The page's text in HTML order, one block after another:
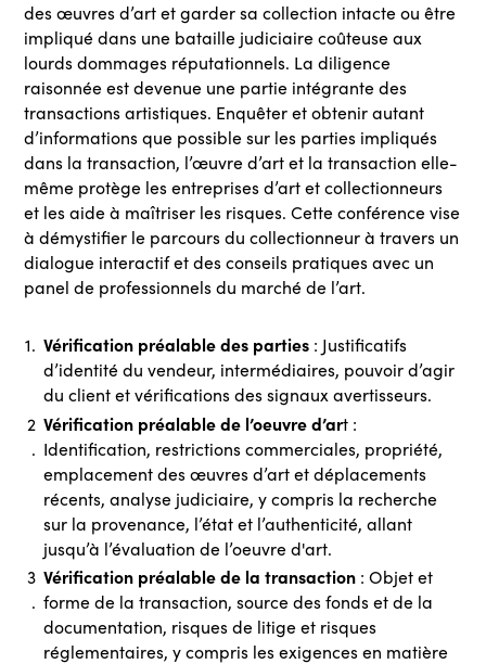
des œuvres d’art et garder sa collection intacte ou être
impliqué dans une bataille judiciaire coûteuse aux
lourds dommages réputationnels. La diligence
raisonnée est devenue une partie intégrante des
transactions artistiques. Enquêter et obtenir autant
d’informations que possible sur les parties impliqués
dans la transaction, l’œuvre d’art et la transaction elle-
même protège les entreprises d’art et collectionneurs
et les aide à maîtriser les risques. Cette conférence vise
à démystifier le parcours du collectionneur à travers un
dialogue interactif et des conseils pratiques avec un
panel de professionnels du marché de l’art.
Vérification préalable des parties : Justificatifs
d’identité du vendeur, intermédiaires, pouvoir d’agir
du client et vérifications des signaux avertisseurs.
Vérification préalable de l’oeuvre d’art :
Identification, restrictions commerciales, propriété,
emplacement des œuvres d’art et déplacements
récents, analyse judiciaire, y compris la recherche
sur la provenance, l’état et l’authenticité, allant
jusqu’à l’évaluation de l’oeuvre d'art.
Vérification préalable de la transaction: Objet et
forme de la transaction, source des fonds et de la
documentation, risques de litige et risques
réglementaires, y compris les exigences en matière